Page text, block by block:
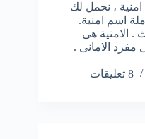
، نحمل لك
اسم امنية.
الامنية هى
الامانى .
8 تعليقات